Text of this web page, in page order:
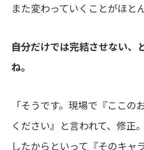
また変わっていくことがほと
――自分だけでは完結させない
ね。
「そうです。現場で『ここの
ください』と言われて、修正
したからといって『そのキャ